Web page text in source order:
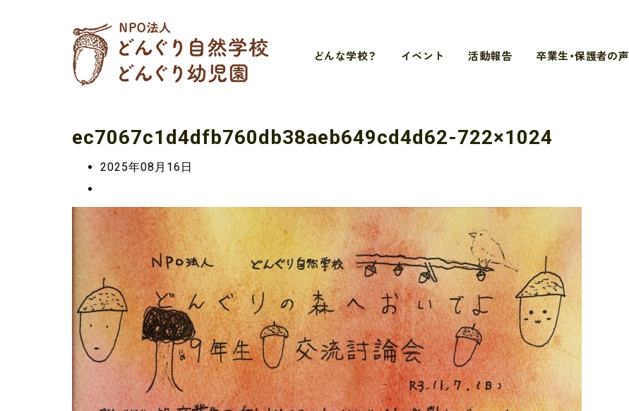
どんな学校？ イベント 活動報告 卒業生・保護者の声
ec7067c1d4dfb760db38aeb649cd4d62-722×1024
2025年08月16日